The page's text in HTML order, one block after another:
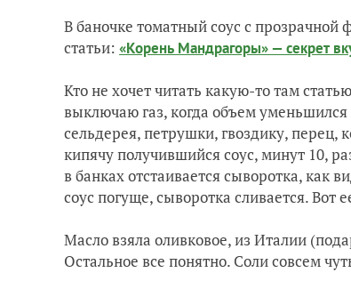
В баночке томатный соус с
статьи: «Корень Мандрагоры» — секрет
Кто не хочет читать какую-то там
выключаю газ, когда объем
сельдерея, петрушки, гвоздику, перец,
кипячу получившийся соус, минут 10,
в банках отстаивается сыворотка, как
соус погуще, сыворотка сливается. Вот
Масло взяла оливковое, из Италии
Остальное все понятно. Соли совсем